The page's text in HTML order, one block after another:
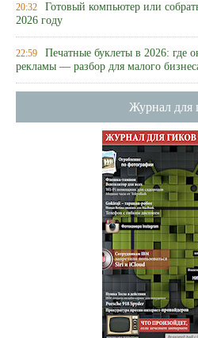
20:32 Готовый компьютер или
2026 году
22:59 Печатные буклеты в 2026: где
рекламы — разбор для малого
Журнал для